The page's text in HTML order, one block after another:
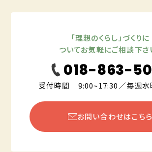
「理想のくらし」づくりに
ついてお気軽にご相談下さ
018-863-
受付時間 9:00~17:30／毎週水
お問い合わせはこちら